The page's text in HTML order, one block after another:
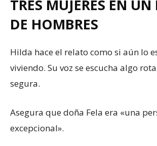
TRES MUJERES EN
DE HOMBRES
Hilda hace el relato como si aún lo
viviendo. Su voz se escucha algo
segura.
Asegura que doña Fela era «una
excepcional».